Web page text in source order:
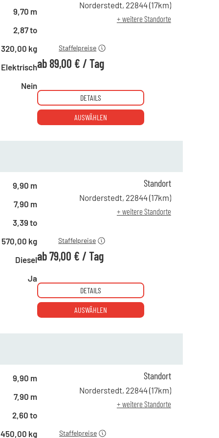
9,70 m
2,87 to
320,00 kg
Elektrisch
Nein
129,00 €
ab 15 Tagen
ab 21 Tagen
Staffelpreise
ab 89,00 € /Tag
Norderstedt, 22844(17km)
+ weitere Standorte
DETAILS
AUSWÄHLEN
9,90 m
7,90 m
3,39 to
570,00 kg
Diesel
Ja
ab 5 Tagen
99,00 €
ab 15 Tagen
ab 21 Tagen
Staffelpreise
ab79,00 € /Tag
Standort
Norderstedt, 22844(17km)
+ weitere Standorte
DETAILS
AUSWÄHLEN
9,90 m
7,90 m
2,60 to
450,00 kg
ab 5 Tagen
55,00 €
ab 15 Tagen
ab 21 Tagen
Staffelpreise
Standort
Norderstedt, 22844(17km)
+ weitere Standorte